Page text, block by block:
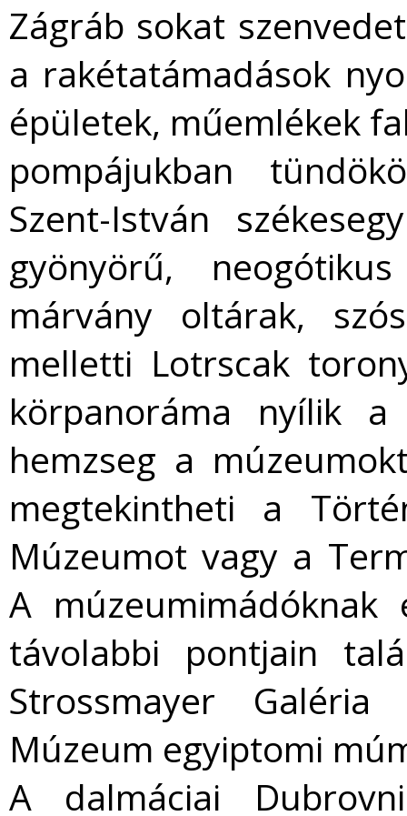
Zágráb sokat
a rakétatámadások
épületek, műemlékek
pompájukban
Szent-István
gyönyörű,
márvány oltárak,
melletti Lotrscak
körpanoráma nyílik
hemzseg a
megtekintheti a
Múzeumot vagy a
A
távolabbi pontjain
Strossmayer
Múzeum egyiptomi
A dalmáciai